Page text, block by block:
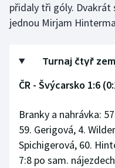
Judo
Lezení
Lyže a snowboard
Moderní pětiboj
Motorsport
přidaly tři góly. Dvakrát
jednou Mirjam
Turnaj čtyř
ČR - Švýcarsko 1:6
Branky a nahrávka:
59. Gerigová, 4.
Spichigerová, 60.
7:8 po sam.